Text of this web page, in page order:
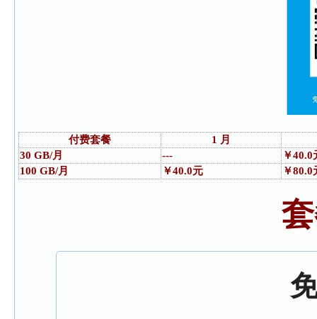
付费套餐
1 月
30 GB/月
---
￥40.0
100 GB/月
￥40.0元 ￥80.0